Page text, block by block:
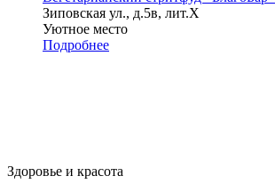
Зиповская ул., д.5в, лит.Х
Уютное место
Подробнее
Здоровье и красота